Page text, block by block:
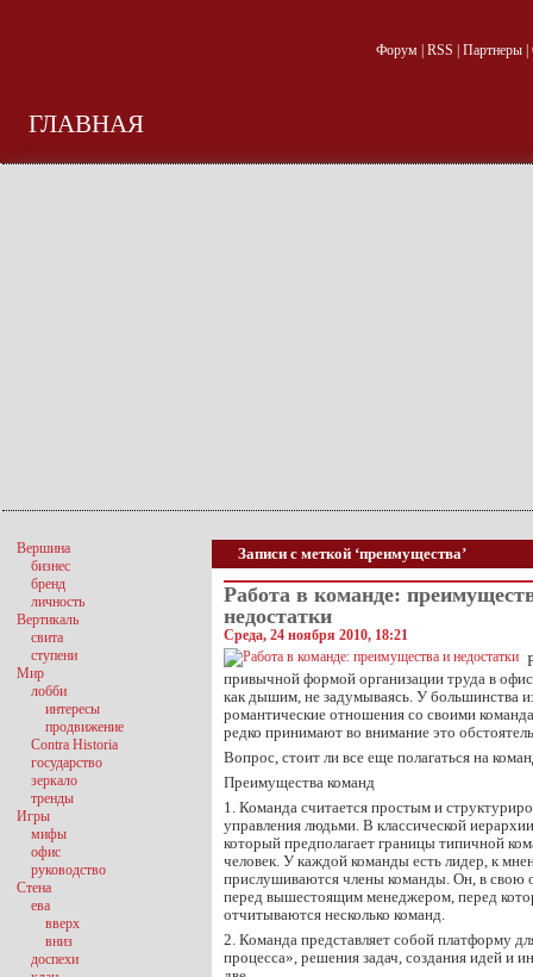
Форум| RSS Партнеры|
ГЛАВНАЯ
Записи с меткой ‘преимущества’
Работа в команде:
недостатки
Среда, 24 ноября 2010, 18:21
привычной формой организации труда в
как дышим, не задумываясь. У большинства
романтические отношения со своими
редко принимают во внимание это
Вопрос, стоит ли все еще полагаться на
Преимущества команд
1. Команда считается простым и
управления людьми. В классической
который предполагает границы типичной
человек. У каждой команды есть лидер, к
прислушиваются члены команды. Он, в свою
перед вышестоящим менеджером, перед
отчитываются несколько команд.
2. Команда представляет собой платформу
процесса», решения задач, создания идей и
Вершина
бизнес
бренд
личность
Вертикаль
свита
ступени
Мир
лобби
интересы
продвижение
Contra Historia
государство
зеркало
тренды
Игры
мифы
офис
руководство
Стена
ева
вверх
вниз
доспехи